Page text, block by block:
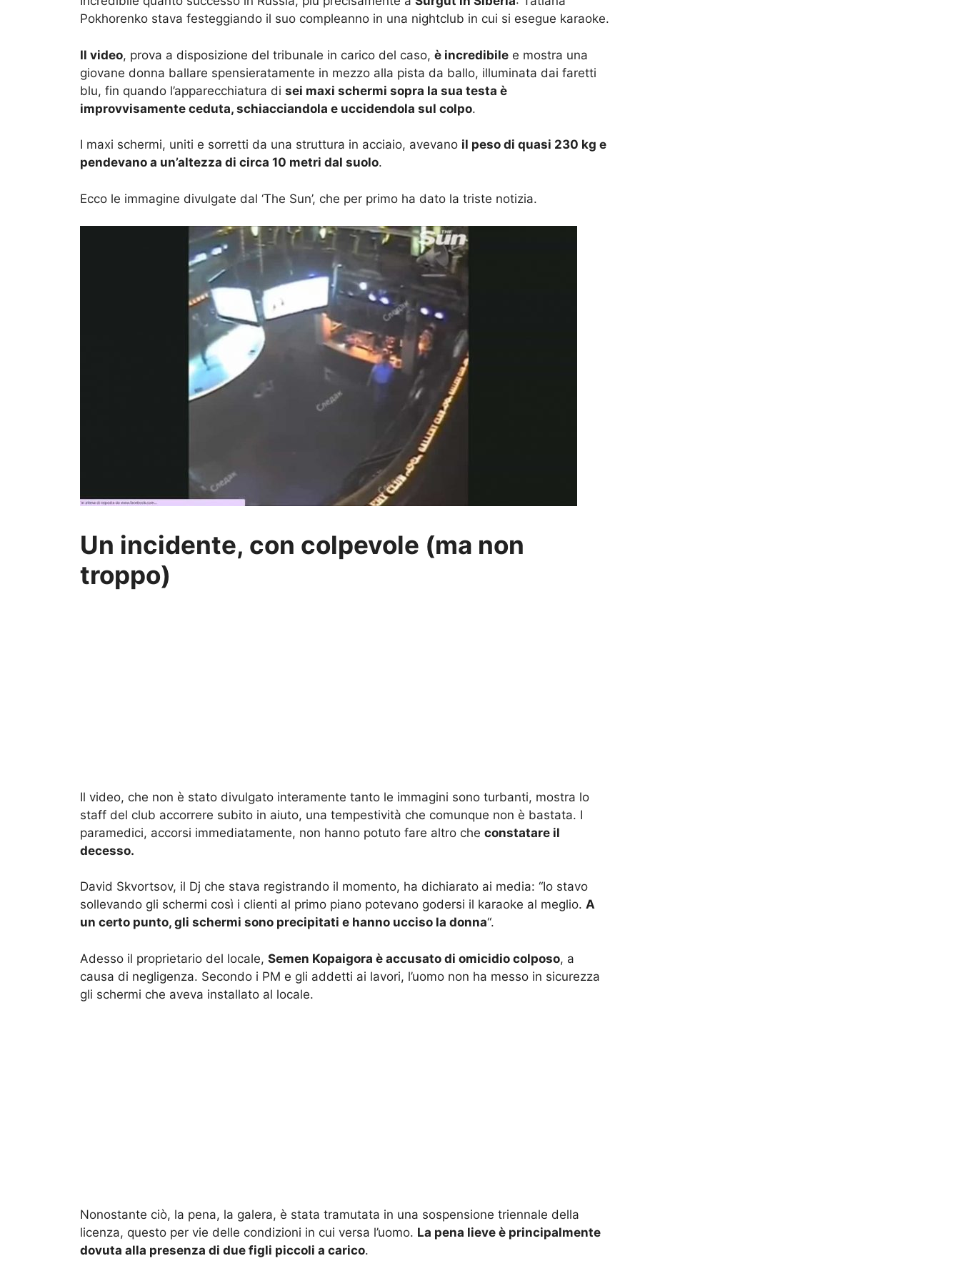
Pokhorenko stava festeggiando il suo compleanno in una nightclub in cui si esegue karaoke.
Il video, prova a disposizione del tribunale in carico del caso, è incredibile e mostra una
giovane donna ballare spensieratamente in mezzo alla pista da ballo, illuminata dai faretti
blu, fin quando l’apparecchiatura di sei maxi schermi sopra la sua testa è
improvvisamente ceduta, schiacciandola e uccidendola sul colpo.
I maxi schermi, uniti e sorretti da una struttura in acciaio, avevano il peso di quasi 230 kg e
pendevano a un’altezza di circa 10 metri dal suolo.
Ecco le immagine divulgate dal ‘The Sun’, che per primo ha dato la triste notizia.
Un incidente, con colpevole (ma non
troppo)
Il video, che non è stato divulgato interamente tanto le immagini sono turbanti, mostra lo
staff del club accorrere subito in aiuto, una tempestività che comunque non è bastata. I
paramedici, accorsi immediatamente, non hanno potuto fare altro che constatare il
decesso.
David Skvortsov, il Dj che stava registrando il momento, ha dichiarato ai media: “Io stavo
sollevando gli schermi così i clienti al primo piano potevano godersi il karaoke al meglio. A
un certo punto, gli schermi sono precipitati e hanno ucciso la donna“.
Adesso il proprietario del locale, Semen Kopaigora è accusato di omicidio colposo, a
causa di negligenza. Secondo i PM e gli addetti ai lavori, l’uomo non ha messo in sicurezza
gli schermi che aveva installato al locale.
Nonostante ciò, la pena, la galera, è stata tramutata in una sospensione triennale della
licenza, questo per vie delle condizioni in cui versa l’uomo. La pena lieve è principalmente
dovuta alla presenza di due figli piccoli a carico.